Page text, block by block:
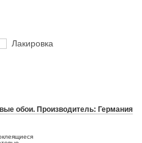
Лакировка
обои. Производитель: Германия